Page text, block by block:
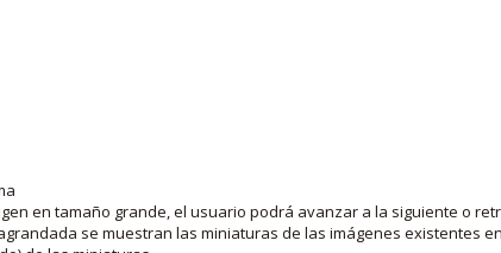
en tamaño grande, el usuario podrá avanzar a la siguiente o
se muestran las miniaturas de las imágenes existentes